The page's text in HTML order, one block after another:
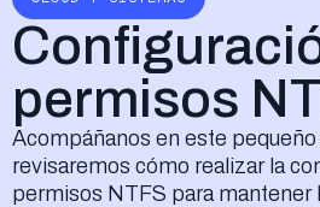
permisos
Acompáñanos en este
revisaremos cómo realizar la
permisos NTFS para mantener
Sin límite y compatible con S3
Elliot AI MUY PRONTO La IA de